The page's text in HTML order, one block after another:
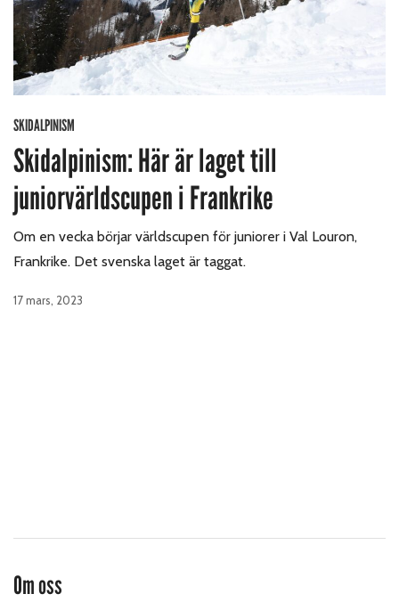
SKIDALPINISM
Skidalpinism: Här är laget till
juniorvärldscupen i Frankrike
Om en vecka börjar världscupen för juniorer i Val Louron,
Frankrike. Det svenska laget är taggat.
17 mars, 2023
Om oss